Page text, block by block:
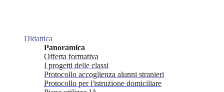
Didattica
Panoramica
Offerta formativa
I progetti delle classi
Protocollo accoglienza alunni stranieri
Protocollo per l'istruzione domiciliare